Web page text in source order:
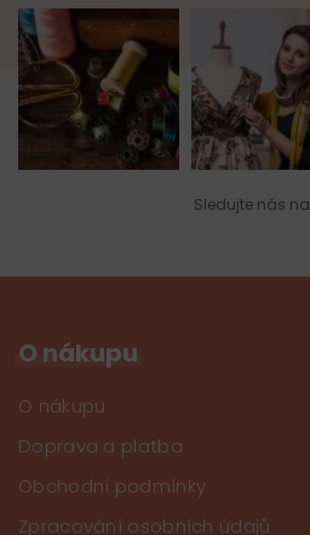
Sledujte nás na
O nákupu
O nákupu
Doprava a platba
Obchodní podmínky
Zpracování osobních údajů